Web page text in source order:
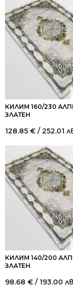
КИЛИМ 160/230
ЗЛАТЕН
128.85 € / 252.01
КИЛИМ 140/200
ЗЛАТЕН
98.68 € / 193.00